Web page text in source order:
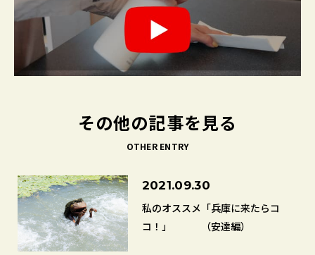
その他の記事を見る
OTHER ENTRY
2021.09.30
私のオススメ「兵庫に来たらコ
コ！」 （安達編）